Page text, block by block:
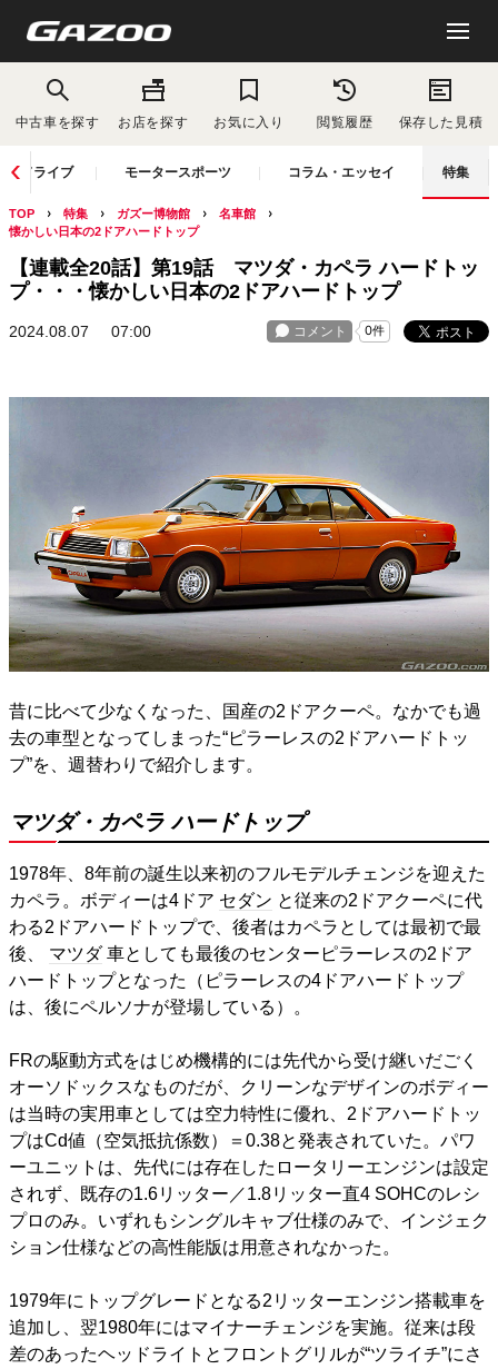
中古車を探す お店を探す お気に入り 閲覧履歴 保存した見積
ドライブ モータースポーツ コラム・エッセイ 特集
TOP 特集 ガズー博物館
名車館
懐かしい日本の2ドアハードトップ
【連載全20話】第19話 マツダ・カペラ ハードトッ
プ・・・懐かしい日本の2ドアハードトップ
2024.08.07 07:00
昔に比べて少なくなった、国産の2ドアクーペ。なかでも過
去の車型となってしまった“ピラーレスの2ドアハードトッ
プ”を、週替わりで紹介します。
マツダ・カペラ ハードトップ
1978年、8年前の誕生以来初のフルモデルチェンジを迎えた
カペラ。ボディーは4ドア セダン と従来の2ドアクーペに代
わる2ドアハードトップで、後者はカペラとしては最初で最
後、
マツダ 車としても最後のセンターピラーレスの2ドア
ハードトップとなった（ピラーレスの4ドアハードトップ
は、後にペルソナが登場している）。
FRの駆動方式をはじめ機構的には先代から受け継いだごく
オーソドックスなものだが、クリーンなデザインのボディー
は当時の実用車としては空力特性に優れ、2ドアハードトッ
プはCd値（空気抵抗係数）＝0.38と発表されていた。パワ
ーユニットは、先代には存在したロータリーエンジンは設定
されず、既存の1.6リッター／1.8リッター直4 SOHCのレシ
プロのみ。いずれもシングルキャブ仕様のみで、インジェク
ション仕様などの高性能版は用意されなかった。
1979年にトップグレードとなる2リッターエンジン搭載車を
追加し、翌1980年にはマイナーチェンジを実施。従来は段
差のあったヘッドライトとフロントグリルが“ツライチ”にさ